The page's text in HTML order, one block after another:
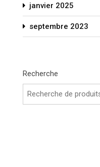
janvier 2025
septembre 2023
Recherche